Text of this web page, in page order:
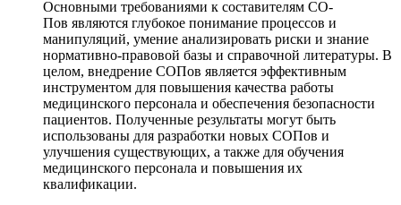
Основными требованиями к составителям СО-
Пов являются глубокое понимание процессов и
манипуляций, умение анализировать риски и знание
нормативно-правовой базы и справочной литературы. В
целом, внедрение СОПов является эффективным
инструментом для повышения качества работы
медицинского персонала и обеспечения безопасности
пациентов. Полученные результаты могут быть
использованы для разработки новых СОПов и
улучшения существующих, а также для обучения
медицинского персонала и повышения их
квалификации.